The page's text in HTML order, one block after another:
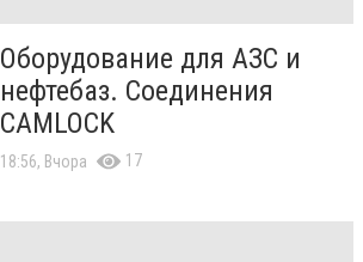
Оборудование для АЗС и
нефтебаз. Соединения
CAMLOCK
18:56, Вчора 17